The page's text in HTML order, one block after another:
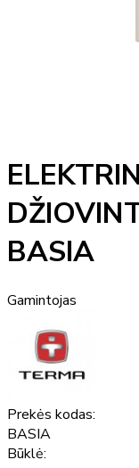
BASIA
Gamintojas
Prekės kodas:
BASIA
Būklė: